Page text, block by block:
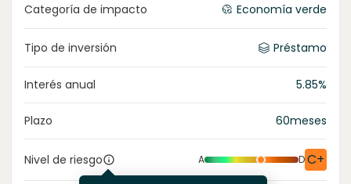
Categoría de impacto Economía verde
Tipo de inversión Préstamo
Interés anual 5.85%
Plazo 60meses
Nivel de riesgo A DC+